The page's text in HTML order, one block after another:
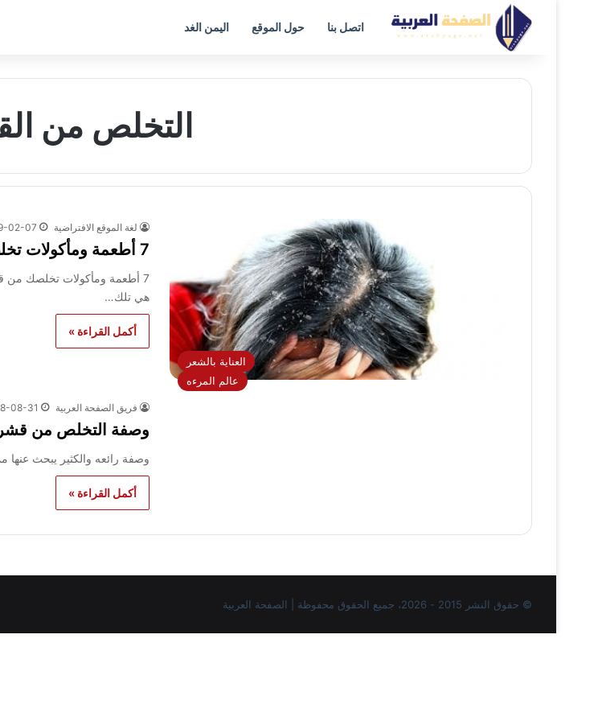
اتصل بنا حول الموقع اليمن الغد
التخلص من
العناية بالشعر
لغة الموقع الافتراضية 02-07
7 أطعمة ومأكولات تخلصك من قشرة الرأس
7 أطعمة ومأكولات تخلصك من
هي تلك…
أكمل القراءة »
عالم المرءه
فريق الصفحة العربية 08-31
وصفة التخلص من قشرة
وصفة رائعه والكثير يبحث عنها
أكمل القراءة »
© حقوق النشر 2015 - 2026، جميع الحقوق محفوظة | الصفحة العربية